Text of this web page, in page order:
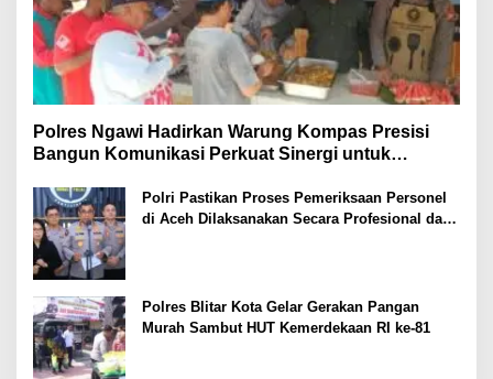
Polres Ngawi Hadirkan Warung Kompas Presisi
Bangun Komunikasi Perkuat Sinergi untuk
Polri Pastikan Proses Pemeriksaan Personel
di Aceh Dilaksanakan Secara Profesional dan
Polres Blitar Kota Gelar Gerakan Pangan
Murah Sambut HUT Kemerdekaan RI ke-81